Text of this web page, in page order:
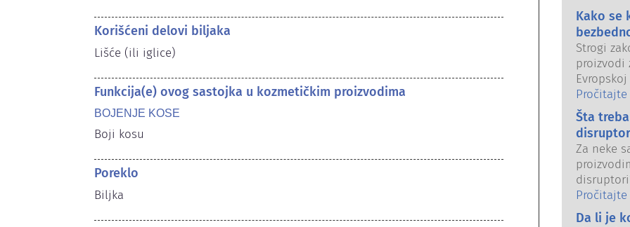
Korišćeni delovi biljaka
Lišće (ili iglice)
Funkcija(e) ovog sastojka u kozmetičkim proizvodima
BOJENJE KOSE
Boji kosu
Poreklo
Biljka
Kako se
Strogi
proizvodi
organi
Pročitajte
Šta
Za neke
Samo
Pročitajte
Da li je